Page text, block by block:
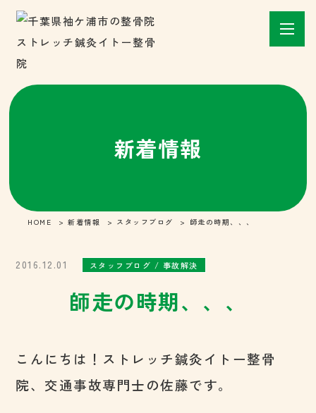
新着情報
HOME 新着情報 スタッフブログ 師走の時期、、、
2016.12.01 スタッフブログ / 事故解決
師走の時期、、、
こんにちは！ストレッチ鍼灸イトー整骨
院、交通事故専門士の佐藤です。